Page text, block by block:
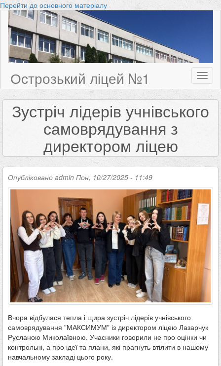
Перейти до основного матеріалу
Острозький ліцей №1
Зустріч лідерів учнівського
самоврядування з
директором ліцею
Опубліковано admin Пон, 10/27/2025 - 11:49
Вчора відбулася тепла і щира зустріч лідерів учнівського
самоврядування "МАКСИМУМ" із директором ліцею Лазарчук
Русланою Миколаївною. Учасники говорили не про оцінки чи
контрольні, а про ідеї та плани, які прагнуть втілити в нашому
навчальному закладі цього року.